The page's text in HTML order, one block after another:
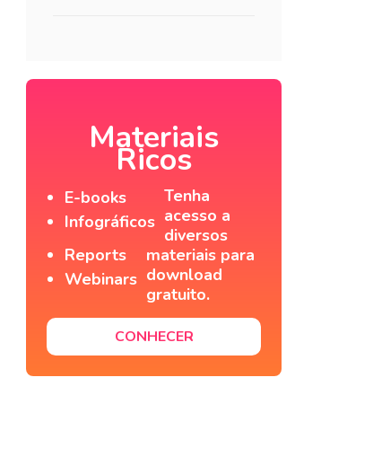
Materiais
Ricos
E-books
Infográficos
Reports
Webinars
Tenha
acesso a
diversos
materiais para
download
gratuito.
CONHECER